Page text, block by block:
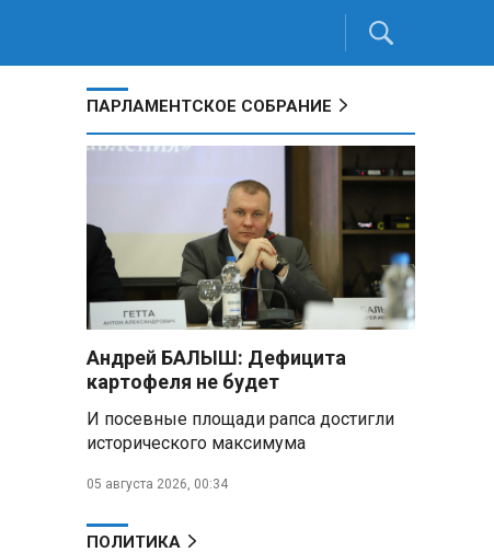
ПАРЛАМЕНТСКОЕ СОБРАНИЕ
Андрей БАЛЫШ: Дефицита
картофеля не будет
И посевные площади рапса достигли
исторического максимума
05 августа 2026, 00:34
ПОЛИТИКА